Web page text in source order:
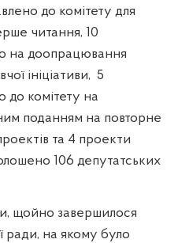
до комітету для
читання, 10
на доопрацювання
ініціативи, 5
до комітету на
поданням на повторне
та 4 проекти
106 депутатських
щойно завершилося
ради, на якому було